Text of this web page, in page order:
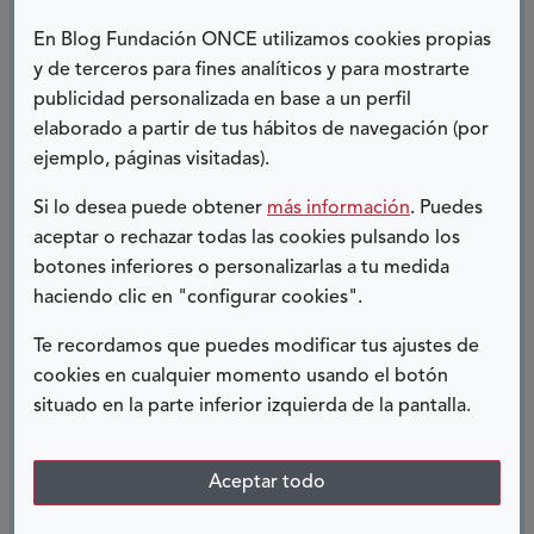
En Blog Fundación ONCE utilizamos cookies propias
y de terceros para fines analíticos y para mostrarte
publicidad personalizada en base a un perfil
elaborado a partir de tus hábitos de navegación (por
ejemplo, páginas visitadas).
Si lo desea puede obtener más información. Puedes
aceptar o rechazar todas las cookies pulsando los
botones inferiores o personalizarlas a tu medida
haciendo clic en "configurar cookies".
Te recordamos que puedes modificar tus ajustes de
cookies en cualquier momento usando el botón
situado en la parte inferior izquierda de la pantalla.
Aceptar todo
chicas Turner que hoy tienen un horizonte más
claro.
Quiero agradecer su trabajo y colaboración a las
madres y familias Turner, que son nuestro mayor
apoyo.
afectada por síndrome de Turner
COMPARTIR:
ENTRADAS RELACIONADAS